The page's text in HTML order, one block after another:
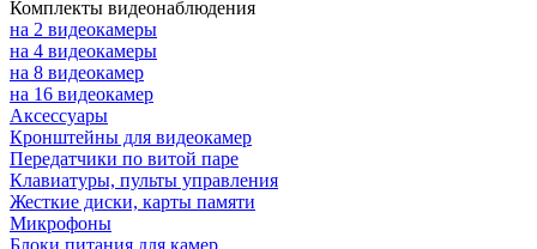
Комплекты видеонаблюдения
на 2 видеокамеры
на 4 видеокамеры
на 8 видеокамер
на 16 видеокамер
Аксессуары
Кронштейны для видеокамер
Передатчики по витой паре
Клавиатуры, пульты управления
Жесткие диски, карты памяти
Микрофоны
Блоки питания для камер